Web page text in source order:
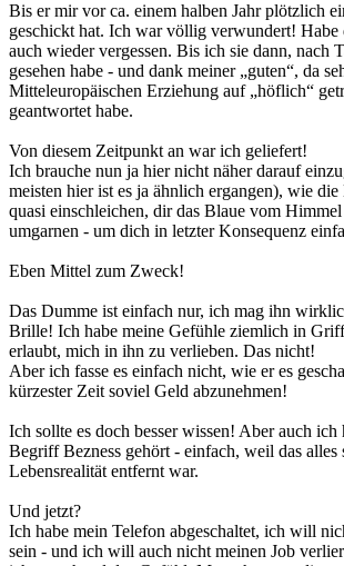
Bis er mir vor ca. einem halben Jahr plötzlich
geschickt hat. Ich war völlig verwundert! Habe
auch wieder vergessen. Bis ich sie dann, nach
gesehen habe - und dank meiner „guten“, da
Mitteleuropäischen Erziehung auf „höflich“
geantwortet habe.
Von diesem Zeitpunkt an war ich geliefert!
Ich brauche nun ja hier nicht näher darauf
meisten hier ist es ja ähnlich ergangen), wie die
quasi einschleichen, dir das Blaue vom
umgarnen - um dich in letzter Konsequenz
Eben Mittel zum Zweck!
Das Dumme ist einfach nur, ich mag ihn
Brille! Ich habe meine Gefühle ziemlich in
erlaubt, mich in ihn zu verlieben. Das nicht!
Aber ich fasse es einfach nicht, wie er es
kürzester Zeit soviel Geld abzunehmen!
Ich sollte es doch besser wissen! Aber auch
Begriff Bezness gehört - einfach, weil das
Lebensrealität entfernt war.
Und jetzt?
Ich habe mein Telefon abgeschaltet, ich will
sein - und ich will auch nicht meinen Job